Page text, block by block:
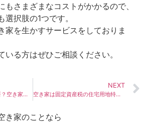
もさまざまなコストがかかるので、
択肢の1つです。
家を生かすサービスをしておりま
いる方はぜひご相談ください。
空き家に火災保険は必要？空き家でも加入できる火災保険とは？
NEXT
空き家は固定資産税の住宅用地特例を受けられる？特定空き家の認定に注意！
き家のことなら